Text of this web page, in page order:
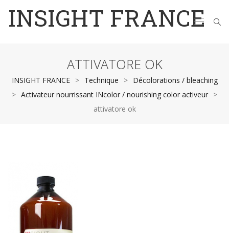
INSIGHT FRANCE
ATTIVATORE OK
INSIGHT FRANCE > Technique > Décolorations / bleaching
> Activateur nourrissant INcolor / nourishing color activeur >
attivatore ok